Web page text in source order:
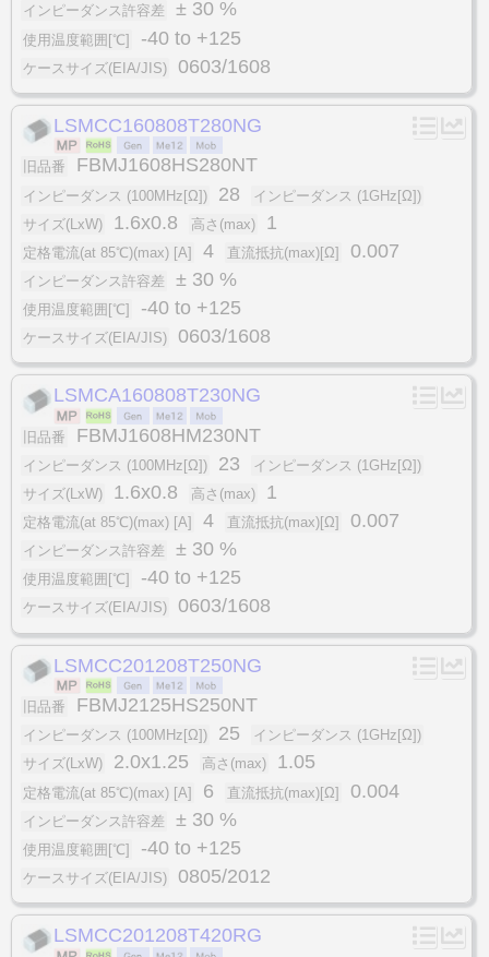
インピーダンス許容差 ± 30 %
使用温度範囲[℃] -40 to +125
ケースサイズ(EIA/JIS) 0603/1608
LSMCC160808T280NG
旧品番 FBMJ1608HS280NT
インピーダンス (100MHz[Ω]) 28
インピーダンス (1GHz[Ω])
サイズ(LxW)
1.6x0.8 高さ(max) 1
定格電流(at 85℃)(max) [A] 4 直流抵抗(max)[Ω] 0.007
インピーダンス許容差 ± 30 %
使用温度範囲[℃] -40 to +125
ケースサイズ(EIA/JIS) 0603/1608
LSMCA160808T230NG
旧品番 FBMJ1608HM230NT
インピーダンス (100MHz[Ω]) 23
インピーダンス (1GHz[Ω])
サイズ(LxW)
1.6x0.8 高さ(max) 1
定格電流(at 85℃)(max) [A] 4 直流抵抗(max)[Ω] 0.007
インピーダンス許容差 ± 30 %
使用温度範囲[℃] -40 to +125
ケースサイズ(EIA/JIS) 0603/1608
LSMCC201208T250NG
旧品番 FBMJ2125HS250NT
インピーダンス (100MHz[Ω]) 25
インピーダンス (1GHz[Ω])
サイズ(LxW)
2.0x1.25 高さ(max) 1.05
定格電流(at 85℃)(max) [A] 6 直流抵抗(max)[Ω] 0.004
インピーダンス許容差 ± 30 %
使用温度範囲[℃] -40 to +125
ケースサイズ(EIA/JIS) 0805/2012
LSMCC201208T420RG